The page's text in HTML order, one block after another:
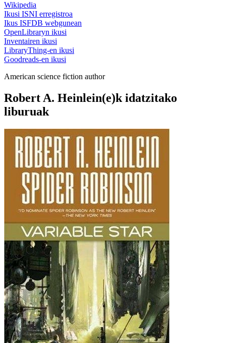
Wikipedia
Ikusi ISNI erregistroa
Ikus ISFDB webgunean
OpenLibraryn ikusi
Inventairen ikusi
LibraryThing-en ikusi
Goodreads-en ikusi
American science fiction author
Robert A. Heinlein(e)k idatzitako
liburuak